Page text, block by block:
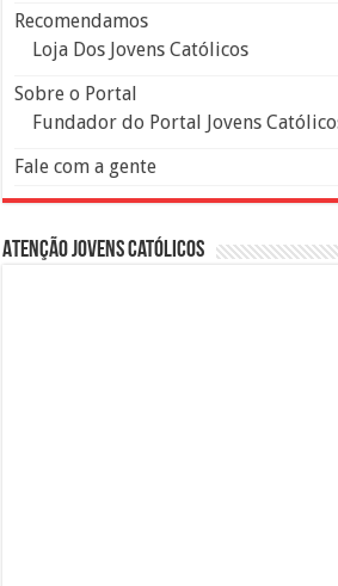
Recomendamos
Loja Dos Jovens Católicos
Sobre o Portal
Fundador do Portal Jovens
Fale com a gente
Atenção Jovens Católicos